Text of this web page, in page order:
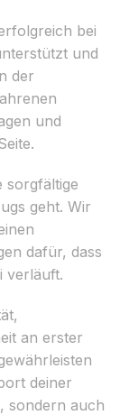
bei
und
der
und
sorgfältige
geht. Wir
dafür, dass
verläuft.
an erster
deiner
sondern auch